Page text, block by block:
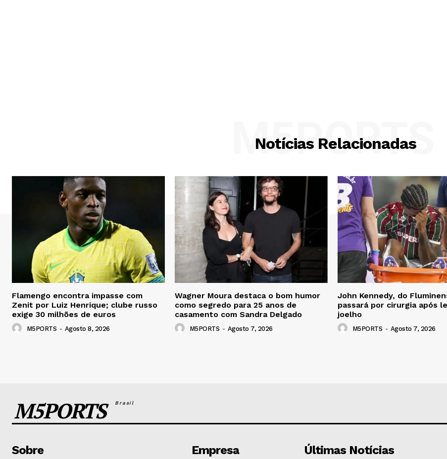
Notícias Relacionadas
M5PORTS
Flamengo encontra impasse com
Zenit por Luiz Henrique; clube russo
exige 30 milhões de euros
M5PORTS - Agosto 8, 2026
Wagner Moura destaca o bom humor
como segredo para 25 anos de
casamento com Sandra Delgado
M5PORTS - Agosto 7, 2026
John Kennedy, do
passará por cirurgia após
joelho
M5PORTS - Agosto 7, 2026
M5PORTSBrasil
Sobre Empresa Últimas Notícias